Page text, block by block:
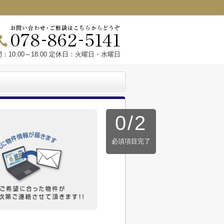
：10:00～18:00 定休日：火曜日・水曜日
0/2
必須項目完了